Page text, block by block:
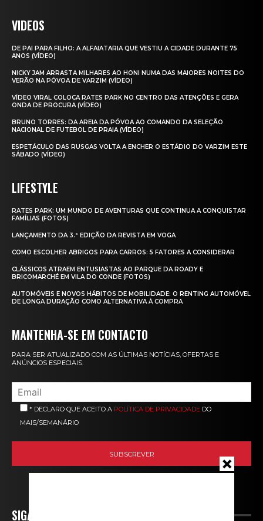
VIDEOS
DE PAI PARA FILHO: A ALFAIATARIA QUE VESTIU A CIDADE DURANTE 75
ANOS (VÍDEO)
NICKY JAM ARRASTA MILHARES AO HONI NUMA DAS MAIORES NOITES DO
VERÃO NA PÓVOA DE VARZIM (VÍDEO)
VÍDEO VIRAL COLOCA RATES PARK NO CENTRO DAS ATENÇÕES E GERA
ONDA DE PROCURA (VÍDEO)
BRUNO TORRES: DA AREIA DA PÓVOA AO COMANDO DA SELEÇÃO
NACIONAL DE FUTEBOL DE PRAIA (VÍDEO)
ESPETÁCULO DAS RUSGAS VOLTA A ENCHER O ESTÁDIO DO VARZIM ESTE
SÁBADO (VÍDEO)
LIFESTYLE
RATES PARK: UM MUNDO DE AVENTURAS QUE CONTINUA A CONQUISTAR
FAMÍLIAS (FOTOS)
LANÇAMENTO DA 3.ª EDIÇÃO DA REVISTA EM VOGA
COMO ESCOLHER ABRIGOS PARA CARROS: 5 FATORES A CONSIDERAR
CLÁSSICOS ATRAEM ENTUSIASTAS AO PARQUE DA ROADY E
BRICOMARCHÉ EM VILA DO CONDE (FOTOS)
AUTOMÓVEIS E NOVOS HÁBITOS DE MOBILIDADE: O RENTING AUTOMÓVEL
DE LONGA DURAÇÃO COMO ALTERNATIVA À COMPRA
MANTENHA-SE EM CONTACTO
PARA SER ATUALIZADO COM AS ÚLTIMAS NOTÍCIAS, OFERTAS E
ANÚNCIOS ESPECIAIS.
* DECLARO QUE ACEITO A POLÍTICA DE PRIVACIDADE DO
MAIS/SEMANÁRIO
SIGA-NOS